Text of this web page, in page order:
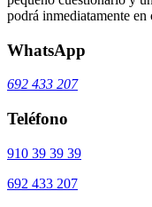
podrá inmediatamente en
WhatsApp
692 433 207
Teléfono
910 39 39 39
692 433 207